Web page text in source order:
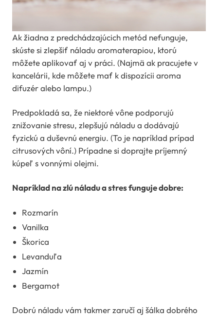
Ak žiadna z predchádzajúcich metód nefunguje,
skúste si zlepšiť náladu aromaterapiou, ktorú
môžete aplikovať aj v práci. (Najmä ak pracujete v
kancelárii, kde môžete mať k dispozícii aroma
difuzér alebo lampu.)
Predpokladá sa, že niektoré vône podporujú
znižovanie stresu, zlepšujú náladu a dodávajú
fyzickú a duševnú energiu. (To je napríklad prípad
citrusových vôní.) Prípadne si doprajte príjemný
kúpeľ s vonnými olejmi.
Napríklad na zlú náladu a stres funguje dobre:
Rozmarín
Vanilka
Škorica
Levanduľa
Jazmín
Bergamot
Dobrú náladu vám takmer zaručí aj šálka dobrého